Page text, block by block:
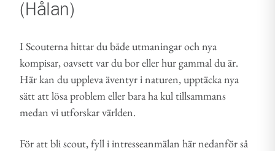
(Hålan)
I Scouterna hittar du både utmaningar och nya
kompisar, oavsett var du bor eller hur gammal du är.
Här kan du uppleva äventyr i naturen, upptäcka nya
sätt att lösa problem eller bara ha kul tillsammans
medan vi utforskar världen.
För att bli scout, fyll i intresseanmälan här nedanför så